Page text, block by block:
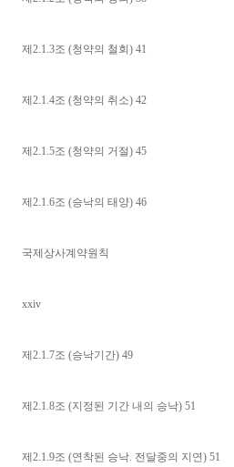
제2.1.3조 (청약의 철회) 41
제2.1.4조 (청약의 취소) 42
제2.1.5조 (청약의 거절) 45
제2.1.6조 (승낙의 태양) 46
국제상사계약원칙
xxiv
제2.1.7조 (승낙기간) 49
제2.1.8조 (지정된 기간 내의 승낙) 51
제2.1.9조 (연착된 승낙. 전달중의 지연) 51